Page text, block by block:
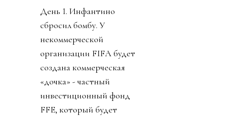
День 1. Инфантино
сбросил бомбу. У
некоммерческой
организации FIFA будет
создана коммерческая
«дочка» - частный
инвестиционный фонд
FFE, который будет